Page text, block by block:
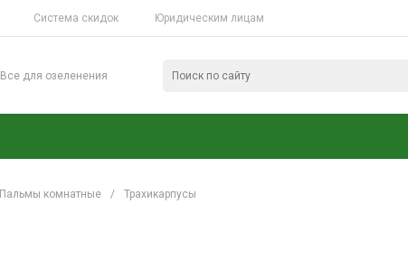
Система скидок Юридическим лицам
Все для озеленения
Пальмы комнатные / Трахикарпусы